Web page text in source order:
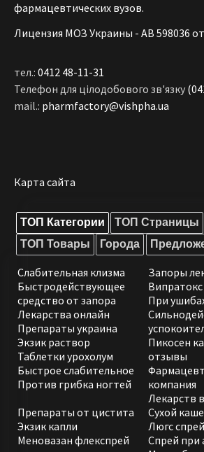
фармацевтических вузов.
Лицензия МОЗ Украины - АВ 598036 от
тел.: 0412 48-11-31
Телефон для цілодобового зв'язку
mail.: pharmfactory@vishpha.ua
Карта сайта
ТОП Категории
ТОП Страницы
ТОП Товары
Города
Слабительная клизма
Быстродействующее
средство от запора
Лекарства онлайн
Препараты украина
Экзик раствор
Таблетки урохолум
Быстрое слабительное
Против грибка ногтей
Запоры
При
Пикосен
отзывы
компания
Лекарств
Препараты от цистита
Экзик капли
Меновазан флекспрей
Сухой
Люгс
Спрей при